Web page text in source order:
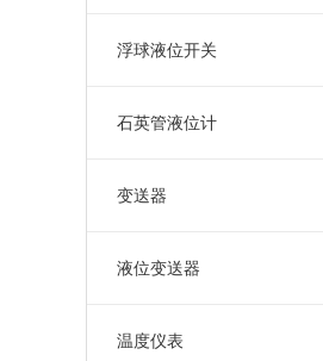
浮球液位开关
石英管液位计
变送器
液位变送器
温度仪表